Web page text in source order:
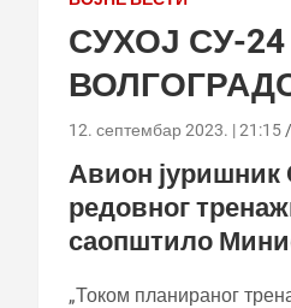
СУХОЈ СУ-
12. септембар 2023. | 21:15
Авион јуришник
редовног
саопштило
„Током планираног